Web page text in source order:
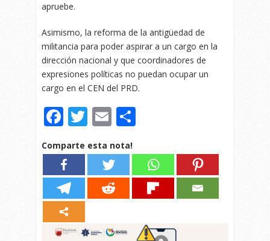
apruebe.
Asimismo, la reforma de la antigüedad de
militancia para poder aspirar a un cargo en la
dirección nacional y que coordinadores de
expresiones políticas no puedan ocupar un
cargo en el CEN del PRD.
Facebook
Twitter
Email
Comparte esta nota!